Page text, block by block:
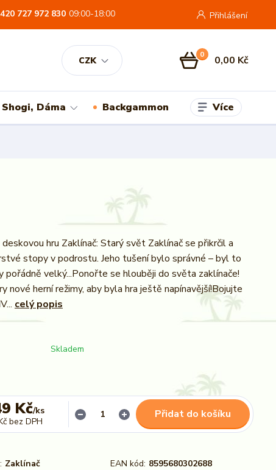
CZK
Přihlášení
727 972 830 09:00-18:00
0 0,00 Kč
Shogi, Dáma Backgammon Více
hru Zaklínač: Starý svět Zaklínač se přikrčil a
stopy v podrostu. Jeho tušení bylo správné – byl to
pořádně velký...Ponořte se hlouběji do světa zaklínače!
nové herní režimy, aby byla hra ještě napínavější!Bojujte
celý popis
Skladem
Kč/ks
bez DPH
Přidat do košíku
Zaklínač EAN kód: 8595680302688